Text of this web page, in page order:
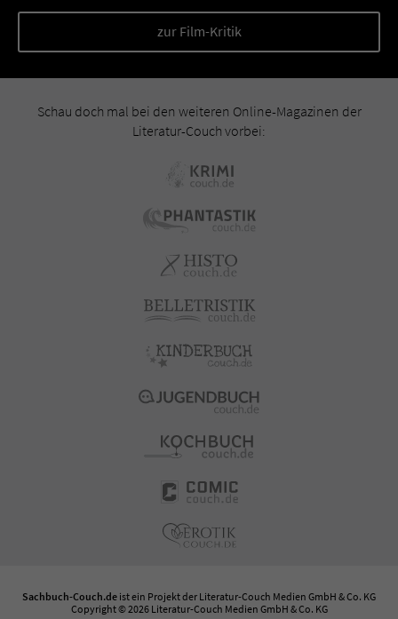
zur Film-Kritik
Schau doch mal bei den weiteren Online-Magazinen der
Literatur-Couch vorbei:
Sachbuch-Couch.de ist ein Projekt der Literatur-Couch Medien GmbH & Co. KG
Copyright © 2026 Literatur-Couch Medien GmbH & Co. KG